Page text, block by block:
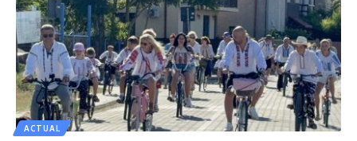
ACTUAL